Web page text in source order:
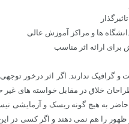
گرافیک ندارند. اگر اثر درخور
طراحان خلاق در مقابل خواسته های
به هیچ گونه ریسک و آزمایشی
را هم نمی دهند و اگر کسی در